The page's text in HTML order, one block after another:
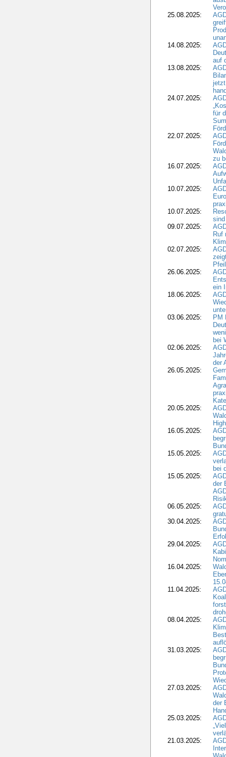
25.08.2025:
14.08.2025:
auf
13.08.2025:
24.07.2025:
für
22.07.2025:
zu
16.07.2025:
10.07.2025:
10.07.2025:
09.07.2025:
Ruf
02.07.2025:
26.06.2025:
ein
18.06.2025:
03.06.2025:
PM
bei
02.06.2025:
der
26.05.2025:
20.05.2025:
16.05.2025:
15.05.2025:
bei
15.05.2025:
der
06.05.2025:
30.04.2025:
29.04.2025:
16.04.2025:
11.04.2025:
08.04.2025:
31.03.2025:
27.03.2025:
der
25.03.2025:
21.03.2025: